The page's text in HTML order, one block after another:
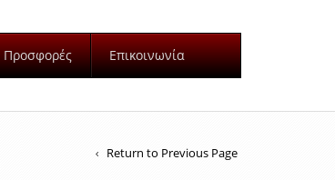
Προσφορές Επικοινωνία
Return to Previous Page